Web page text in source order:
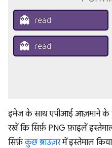
इमेज के साथ एपीआई आज़माने के
रखें कि सिर्फ़ PNG फ़ाइलें
सिर्फ़कुछ ब्राउज़रमें इस्तेमाल